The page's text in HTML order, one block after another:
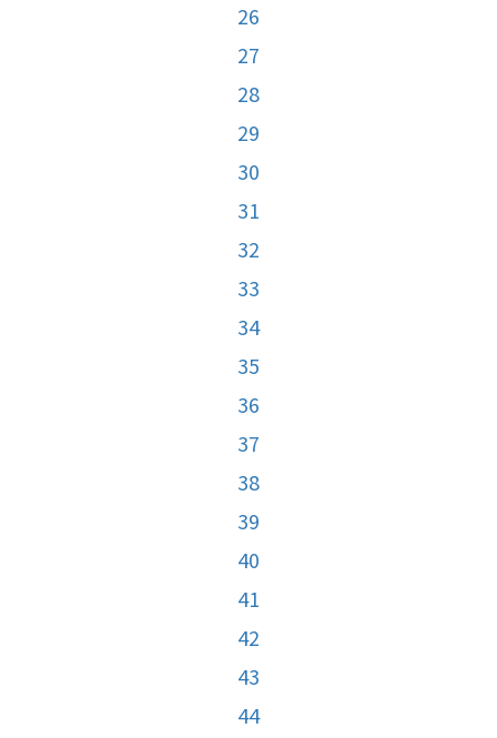
26
27
28
29
30
31
32
33
34
35
36
37
38
39
40
41
42
43
44